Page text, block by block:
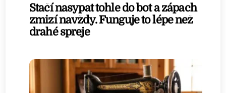
Stačí nasypat tohle do bot a zápach
zmizí navždy. Funguje to lépe než
drahé spreje